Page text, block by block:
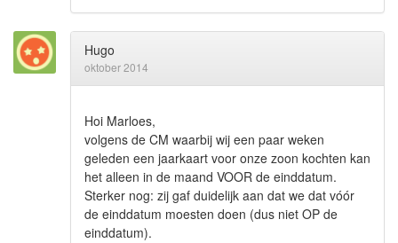
Hugo
oktober 2014
Hoi Marloes,
volgens de CM waarbij wij een paar weken
geleden een jaarkaart voor onze zoon kochten kan
het alleen in de maand VOOR de einddatum.
Sterker nog: zij gaf duidelijk aan dat we dat vóór
de einddatum moesten doen (dus niet OP de
einddatum).